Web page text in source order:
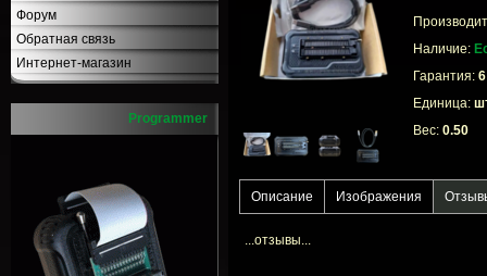
Форум
Обратная связь
Интернет-магазин
Programmer
Наличие:
Гарантия:
Единица:
Вес: 0.50
Описание Изображения
...отзывы...